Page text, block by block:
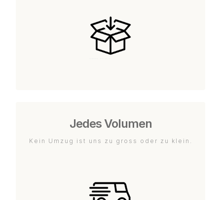
Jedes Volumen
Kein Umzug ist uns zu gross oder zu klein.